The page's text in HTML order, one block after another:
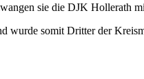
sie die DJK Hollerath
somit Dritter der